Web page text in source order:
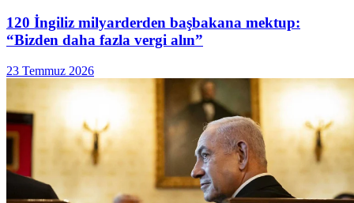
120 İngiliz milyarderden başbakana mektup:
“Bizden daha fazla vergi alın”
23 Temmuz 2026